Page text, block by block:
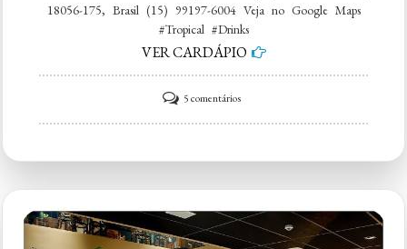
18056-175, Brasil (15) 99197-6004 Veja no Google Maps
#Tropical #Drinks
VER CARDÁPIO
5 comentáriosem
Tropical